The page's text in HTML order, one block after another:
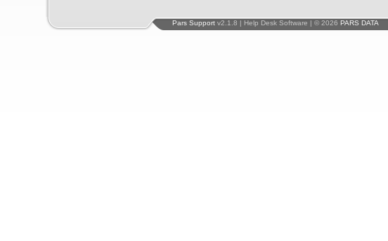
Pars Support v2.1.8 | Help Desk Software | © 2026 PARS DATA